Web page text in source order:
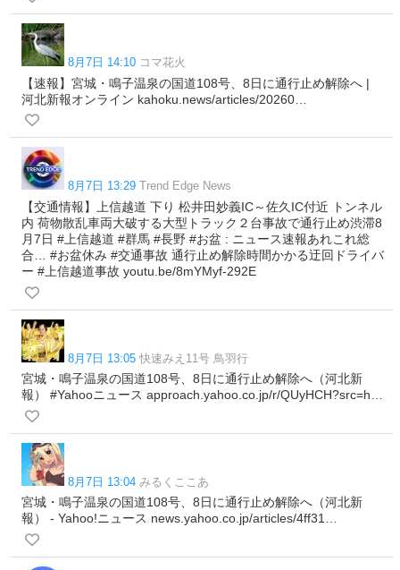
8月7日 14:10 コマ花火
【速報】宮城・鳴子温泉の国道108号、8日に通行止め解除へ |
河北新報オンライン kahoku.news/articles/20260…
8月7日 13:29 Trend Edge News
【交通情報】上信越道 下り 松井田妙義IC～佐久IC付近 トンネル
内 荷物散乱車両大破する大型トラック２台事故で通行止め渋滞8
月7日 #上信越道 #群馬 #長野 #お盆 : ニュース速報あれこれ総
合… #お盆休み #交通事故 通行止め解除時間かかる迂回ドライバ
ー #上信越道事故 youtu.be/8mYMyf-292E
8月7日 13:05 快速みえ11号 鳥羽行
宮城・鳴子温泉の国道108号、8日に通行止め解除へ（河北新
報） #Yahooニュース approach.yahoo.co.jp/r/QUyHCH?src=h…
8月7日 13:04 みるくここあ
宮城・鳴子温泉の国道108号、8日に通行止め解除へ（河北新
報） - Yahoo!ニュース news.yahoo.co.jp/articles/4ff31…